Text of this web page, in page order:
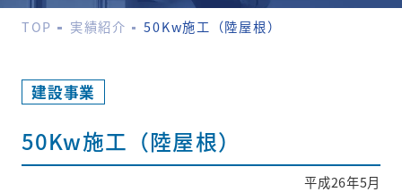
ポリウレア事業
M-LIFEショップの
実績紹介
会社概要
TOP 実績紹介 50Kw施工（陸屋根）
建設事業
50Kw施工（陸屋根）
平成26年5月